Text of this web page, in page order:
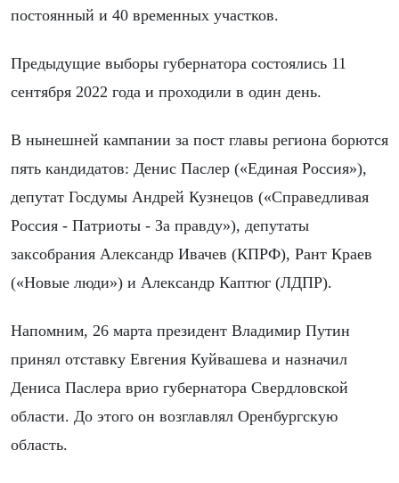
постоянный и 40 временных участков.
Предыдущие выборы губернатора состоялись 11
сентября 2022 года и проходили в один день.
В нынешней кампании за пост главы региона борются
пять кандидатов: Денис Паслер («Единая Россия»),
депутат Госдумы Андрей Кузнецов («Справедливая
Россия - Патриоты - За правду»), депутаты
заксобрания Александр Ивачев (КПРФ), Рант Краев
(«Новые люди») и Александр Каптюг (ЛДПР).
Напомним, 26 марта президент Владимир Путин
принял отставку Евгения Куйвашева и назначил
Дениса Паслера врио губернатора Свердловской
области. До этого он возглавлял Оренбургскую
область.